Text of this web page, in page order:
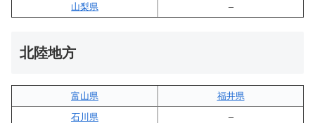
山梨県
–
北陸地方
富山県
福井県
石川県
–